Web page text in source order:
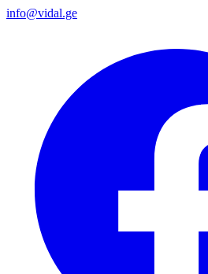
info@vidal.ge